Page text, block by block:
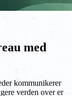
med
kommunikerer
verden over er